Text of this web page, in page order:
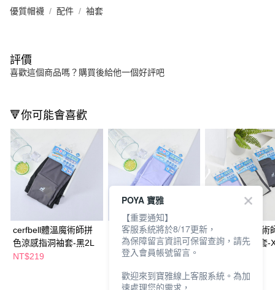
優質帽襪 配件 袖套
評價
喜歡這個商品嗎？購買後給他一個好評吧
🔻你可能會喜歡
cerfbell體溫魔術師拼
色涼感指洞袖套-黑2L
NT$219
cerfbell體溫魔術師拼
色涼感指洞袖套-紫2L
NT$219
cerfbell體溫魔術
色涼感指洞袖套-
POYA 寶雅
【重要通知】
客服系統將於8/17更新，
為保障留言資訊可保留查詢，請先
登入會員帳號留言。
歡迎來到寶雅線上客服系統。為加
速處理您的需求，